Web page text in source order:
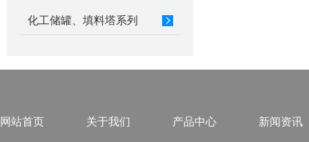
化工储罐、填料塔系列
网站首页 关于我们 产品中心 新闻资讯